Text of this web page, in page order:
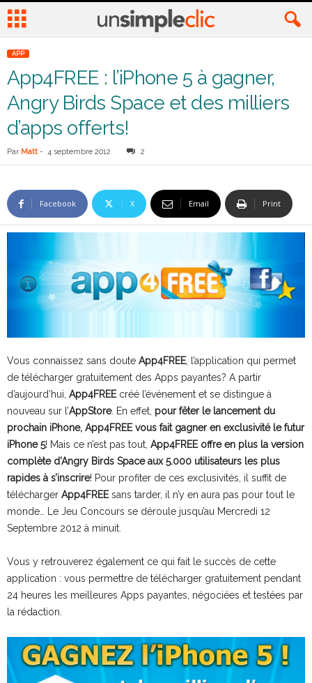
APP
App4FREE : l’iPhone 5 à gagner,
Angry Birds Space et des milliers
d’apps offerts!
Par Matt - 4 septembre 2012 2
Facebook X Email Print
Vous connaissez sans doute App4FREE, l’application qui permet
de télécharger gratuitement des Apps payantes? A partir
d’aujourd’hui, App4FREEcréé l’événement et se distingue à
nouveau sur l’AppStore. En effet, pour fêter le lancement du
prochain iPhone, App4FREE vous fait gagner en exclusivité le futur
iPhone 5! Mais ce n’est pas tout, App4FREE offre en plus la version
complète d’Angry Birds Space aux 5.000 utilisateurs les plus
rapides à s’inscrire! Pour profiter de ces exclusivités, il suffit de
télécharger App4FREEsans tarder, il n’y en aura pas pour tout le
monde… Le Jeu Concours se déroule jusqu’au Mercredi 12
Septembre 2012 à minuit.
Vous y retrouverez également ce qui fait le succès de cette
application : vous permettre de télécharger gratuitement pendant
24 heures les meilleures Apps payantes, négociées et testées par
la rédaction.